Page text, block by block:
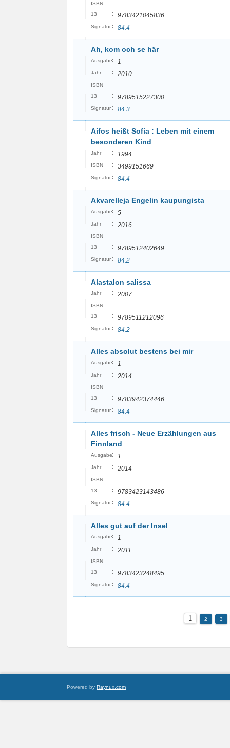
ISBN
13
: 9783421045836
Signatur: 84.4
Ah, kom och se här
Ausgabe: 1
Jahr : 2010
ISBN
13
: 9789515227300
Signatur: 84.3
Aifos heißt Sofia : Leben mit einem
besonderen Kind
Jahr : 1994
ISBN : 3499151669
Signatur: 84.4
Akvarelleja Engelin kaupungista
Ausgabe: 5
Jahr : 2016
ISBN
13
: 9789512402649
Signatur: 84.2
Alastalon salissa
Jahr : 2007
ISBN
13
: 9789511212096
Signatur: 84.2
Alles absolut bestens bei mir
Ausgabe: 1
Jahr : 2014
ISBN
13
: 9783942374446
Signatur: 84.4
Alles frisch - Neue Erzählungen aus
Finnland
Ausgabe: 1
Jahr : 2014
ISBN
13
: 9783423143486
Signatur: 84.4
Alles gut auf der Insel
Ausgabe: 1
Jahr : 2011
ISBN
13
: 9783423248495
Signatur: 84.4
1 2 3
Powered by Raynux.com